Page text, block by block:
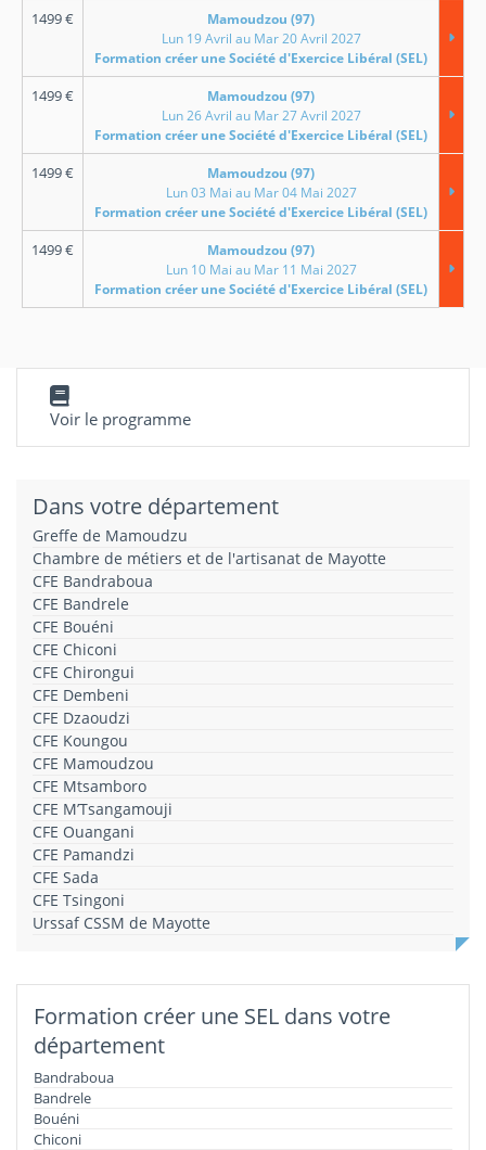
1499€
Mamoudzou (97)
Lun 19 Avril au Mar 20 Avril 2027
Formation créer une Société d'Exercice Libéral (SEL)
1499€
Mamoudzou (97)
Lun 26 Avril au Mar 27 Avril 2027
Formation créer une Société d'Exercice Libéral (SEL)
1499€
Mamoudzou (97)
Lun 03 Mai au Mar 04 Mai 2027
Formation créer une Société d'Exercice Libéral (SEL)
1499€
Mamoudzou (97)
Lun 10 Mai au Mar 11 Mai 2027
Formation créer une Société d'Exercice Libéral (SEL)
Voir le programme
Dans votre département
Greffe de Mamoudzu
Chambre de métiers et de l'artisanat de Mayotte
CFE Bandraboua
CFE Bandrele
CFE Bouéni
CFE Chiconi
CFE Chirongui
CFE Dembeni
CFE Dzaoudzi
CFE Koungou
CFE Mamoudzou
CFE Mtsamboro
CFE M’Tsangamouji
CFE Ouangani
CFE Pamandzi
CFE Sada
CFE Tsingoni
Urssaf CSSM de Mayotte
Formation créer une SEL dans votre
département
Bandraboua
Bandrele
Bouéni
Chiconi